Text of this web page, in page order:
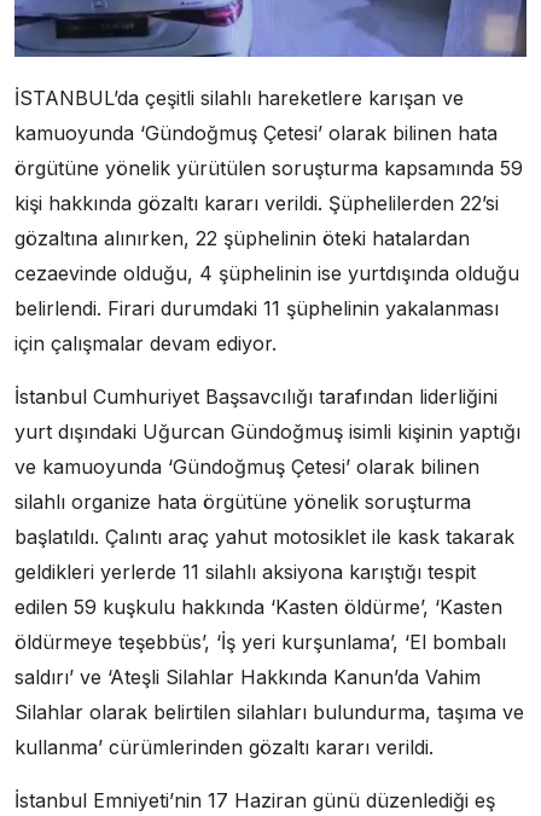
İSTANBUL’da çeşitli silahlı hareketlere karışan ve
kamuoyunda ‘Gündoğmuş Çetesi’ olarak bilinen hata
örgütüne yönelik yürütülen soruşturma kapsamında 59
kişi hakkında gözaltı kararı verildi. Şüphelilerden 22’si
gözaltına alınırken, 22 şüphelinin öteki hatalardan
cezaevinde olduğu, 4 şüphelinin ise yurtdışında olduğu
belirlendi. Firari durumdaki 11 şüphelinin yakalanması
için çalışmalar devam ediyor.
İstanbul Cumhuriyet Başsavcılığı tarafından liderliğini
yurt dışındaki Uğurcan Gündoğmuş isimli kişinin yaptığı
ve kamuoyunda ‘Gündoğmuş Çetesi’ olarak bilinen
silahlı organize hata örgütüne yönelik soruşturma
başlatıldı. Çalıntı araç yahut motosiklet ile kask takarak
geldikleri yerlerde 11 silahlı aksiyona karıştığı tespit
edilen 59 kuşkulu hakkında ‘Kasten öldürme’, ‘Kasten
öldürmeye teşebbüs’, ‘İş yeri kurşunlama’, ‘El bombalı
saldırı’ ve ‘Ateşli Silahlar Hakkında Kanun’da Vahim
Silahlar olarak belirtilen silahları bulundurma, taşıma ve
kullanma’ cürümlerinden gözaltı kararı verildi.
İstanbul Emniyeti’nin 17 Haziran günü düzenlediği eş